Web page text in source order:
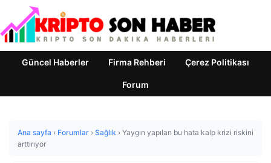
Güncel Haberler Firma Rehberi Çerez Politikası
Forum
Ana sayfa › Forumlar › Sağlık › Yaygın yapılan bu hata kalp krizi riskini
arttırıyor